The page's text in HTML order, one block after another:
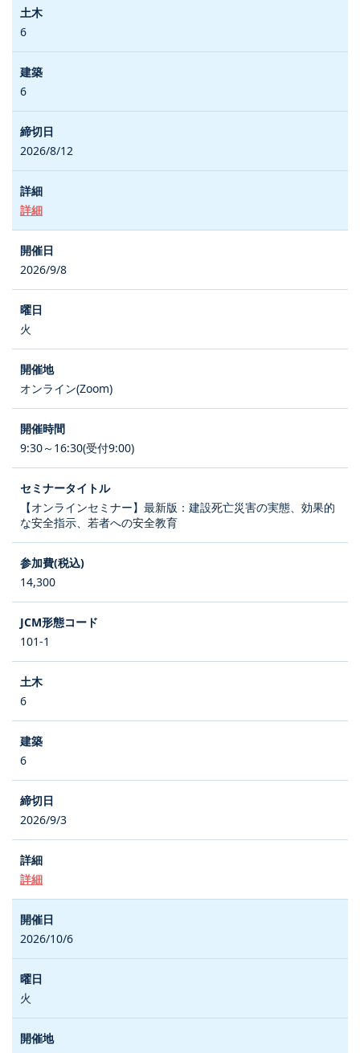
6
6
2026/8/12
詳細
2026/9/8
火
オンライン(Zoom)
9:30～16:30(受付9:00)
【オンラインセミナー】最新版：建設死亡災害の実態、効果的
な安全指示、若者への安全教育
14,300
101-1
6
6
2026/9/3
詳細
2026/10/6
火